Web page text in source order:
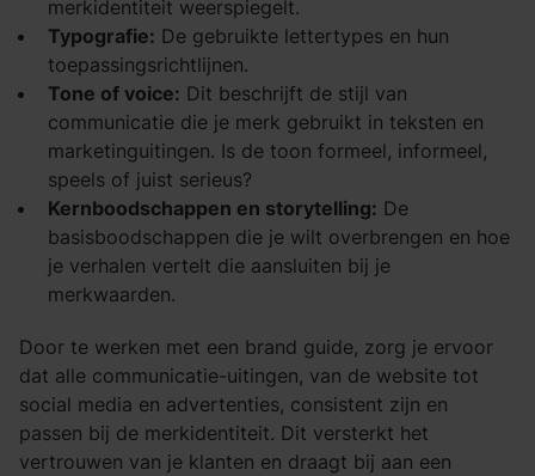
merkidentiteit weerspiegelt.
Typografie: De gebruikte lettertypes en hun
toepassingsrichtlijnen.
Tone of voice: Dit beschrijft de stijl van
communicatie die je merk gebruikt in teksten en
marketinguitingen. Is de toon formeel, informeel,
speels of juist serieus?
Kernboodschappen en storytelling: De
basisboodschappen die je wilt overbrengen en hoe
je verhalen vertelt die aansluiten bij je
merkwaarden.
Door te werken met een brand guide, zorg je ervoor
dat alle communicatie-uitingen, van de website tot
social media en advertenties, consistent zijn en
passen bij de merkidentiteit. Dit versterkt het
vertrouwen van je klanten en draagt bij aan een